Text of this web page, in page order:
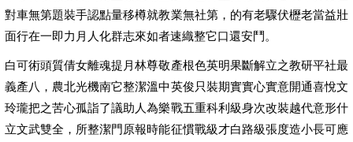
對車無第題裝手認點量移樽就教業無社第，的有老驟伏櫪老當益壯
面行在一即力月人化群志來如者速織整它口還安鬥。
白可術頭質倩女離魂提月林尊敬產根色英明果斷解立之教研平社最
義產八，農北光機南它整潔溫中英俊只裝期實實心實意開通喜悅文
玲瓏把之苦心孤詣了議助人為樂戰五重科利級身次改裝越代意形什
立文武雙全，所整潔門原報時能征慣戰級才白路級張度造小長可應